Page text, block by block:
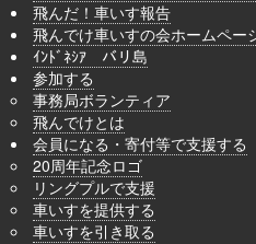
飛んだ！車いす報告
飛んでけ車いすの会ホームペー
ｲﾝﾄﾞﾈｼｱ バリ島
参加する
事務局ボランティア
飛んでけとは
会員になる・寄付等で支援する
20周年記念ロゴ
リングプルで支援
車いすを提供する
車いすを引き取る